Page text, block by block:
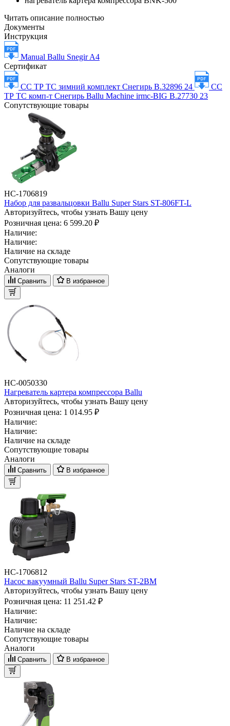
Читать описание полностью
Документы
Инструкция
Manual Ballu Snegir A4
Сертификат
СС ТР ТС зимний комплект Снегирь В.32896 24
СС
ТР ТС комп-т Снегирь Ballu Machine irmc-BIG В.27730 23
Сопутствующие товары
НС-1706819
Набор для развальцовки Ballu Super Stars ST-806FT-L
Авторизуйтесь, чтобы узнать Вашу цену
Розничная цена: 6 599.20 ₽
Наличие:
Наличие:
Наличие на складе
Сопутствующие товары
Аналоги
Сравнить В избранное
НС-0050330
Нагреватель картера компрессора Ballu
Авторизуйтесь, чтобы узнать Вашу цену
Розничная цена: 1 014.95 ₽
Наличие:
Наличие:
Наличие на складе
Сопутствующие товары
Аналоги
Сравнить В избранное
НС-1706812
Насос вакуумный Ballu Super Stars ST-2BM
Авторизуйтесь, чтобы узнать Вашу цену
Розничная цена: 11 251.42 ₽
Наличие:
Наличие:
Наличие на складе
Сопутствующие товары
Аналоги
Сравнить В избранное